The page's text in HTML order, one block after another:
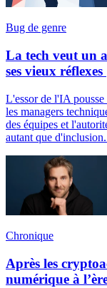
Bug de genre
La tech veut un
ses vieux réflexes
L'essor de l'IA pousse
les managers
des équipes et
autant que
Chronique
Après les
numérique à